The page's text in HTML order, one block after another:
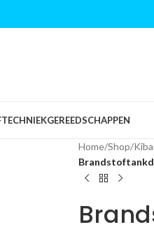
GEREEDSCHAPPEN
Home/Shop/